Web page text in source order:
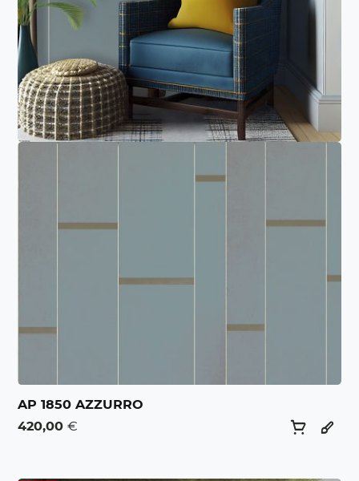
AP 1850 AZZURRO
420,00€